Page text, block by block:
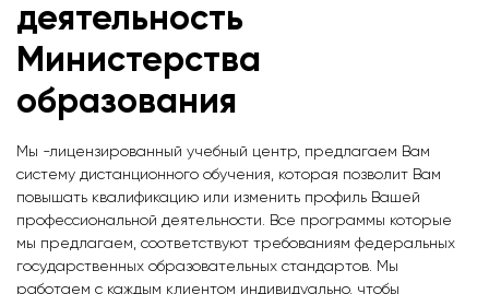
деятельность
Министерства
образования
Мы -лицензированный учебный центр, предлагаем Вам
систему дистанционного обучения, которая позволит Вам
повышать квалификацию или изменить профиль Вашей
профессиональной деятельности. Все программы которые
мы предлагаем, соответствуют требованиям федеральных
государственных образовательных стандартов. Мы
работаем с каждым клиентом индивидуально, чтобы